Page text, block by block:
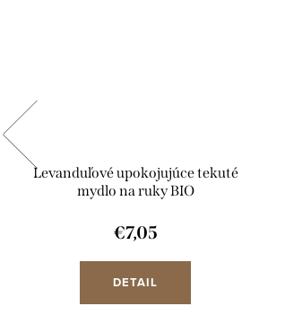
Levanduľové upokojujúce tekuté
mydlo na ruky BIO
€7,05
DETAIL